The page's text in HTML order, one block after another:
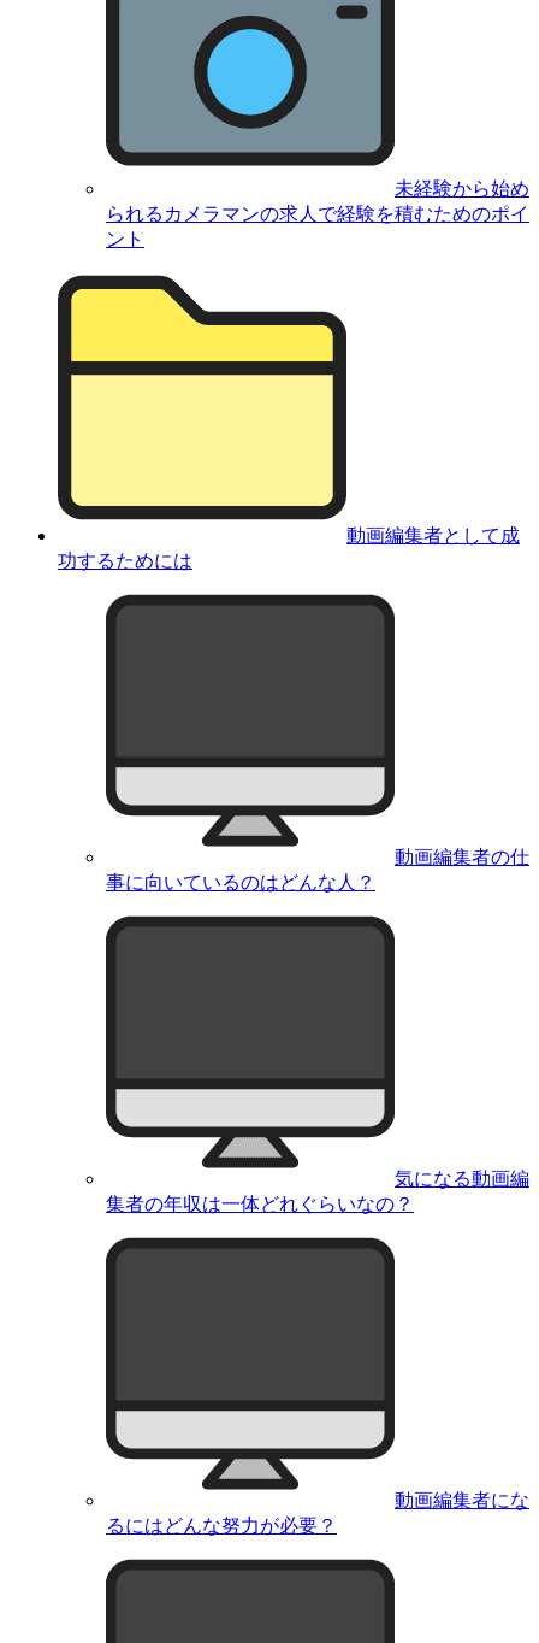
未経験から始め
られるカメラマンの求人で経験を積むためのポイ
ント
動画編集者として成
功するためには
動画編集者の仕
事に向いているのはどんな人？
気になる動画編
集者の年収は一体どれぐらいなの？
動画編集者にな
るにはどんな努力が必要？